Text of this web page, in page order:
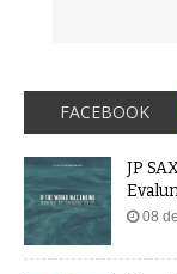
FACEBOOK
JP
08